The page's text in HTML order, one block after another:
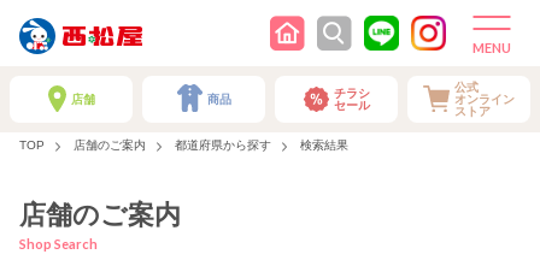
店舗 商品
チラシ
セール
公式
オンライン
ストア
TOP 店舗のご案内 都道府県から探す 検索結果
店舗のご案内
Shop Search